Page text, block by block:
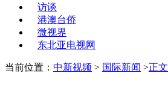
访谈
港澳台侨
微视界
东北亚电视网
当前位置： 中新视频 > 国际新闻 >正文